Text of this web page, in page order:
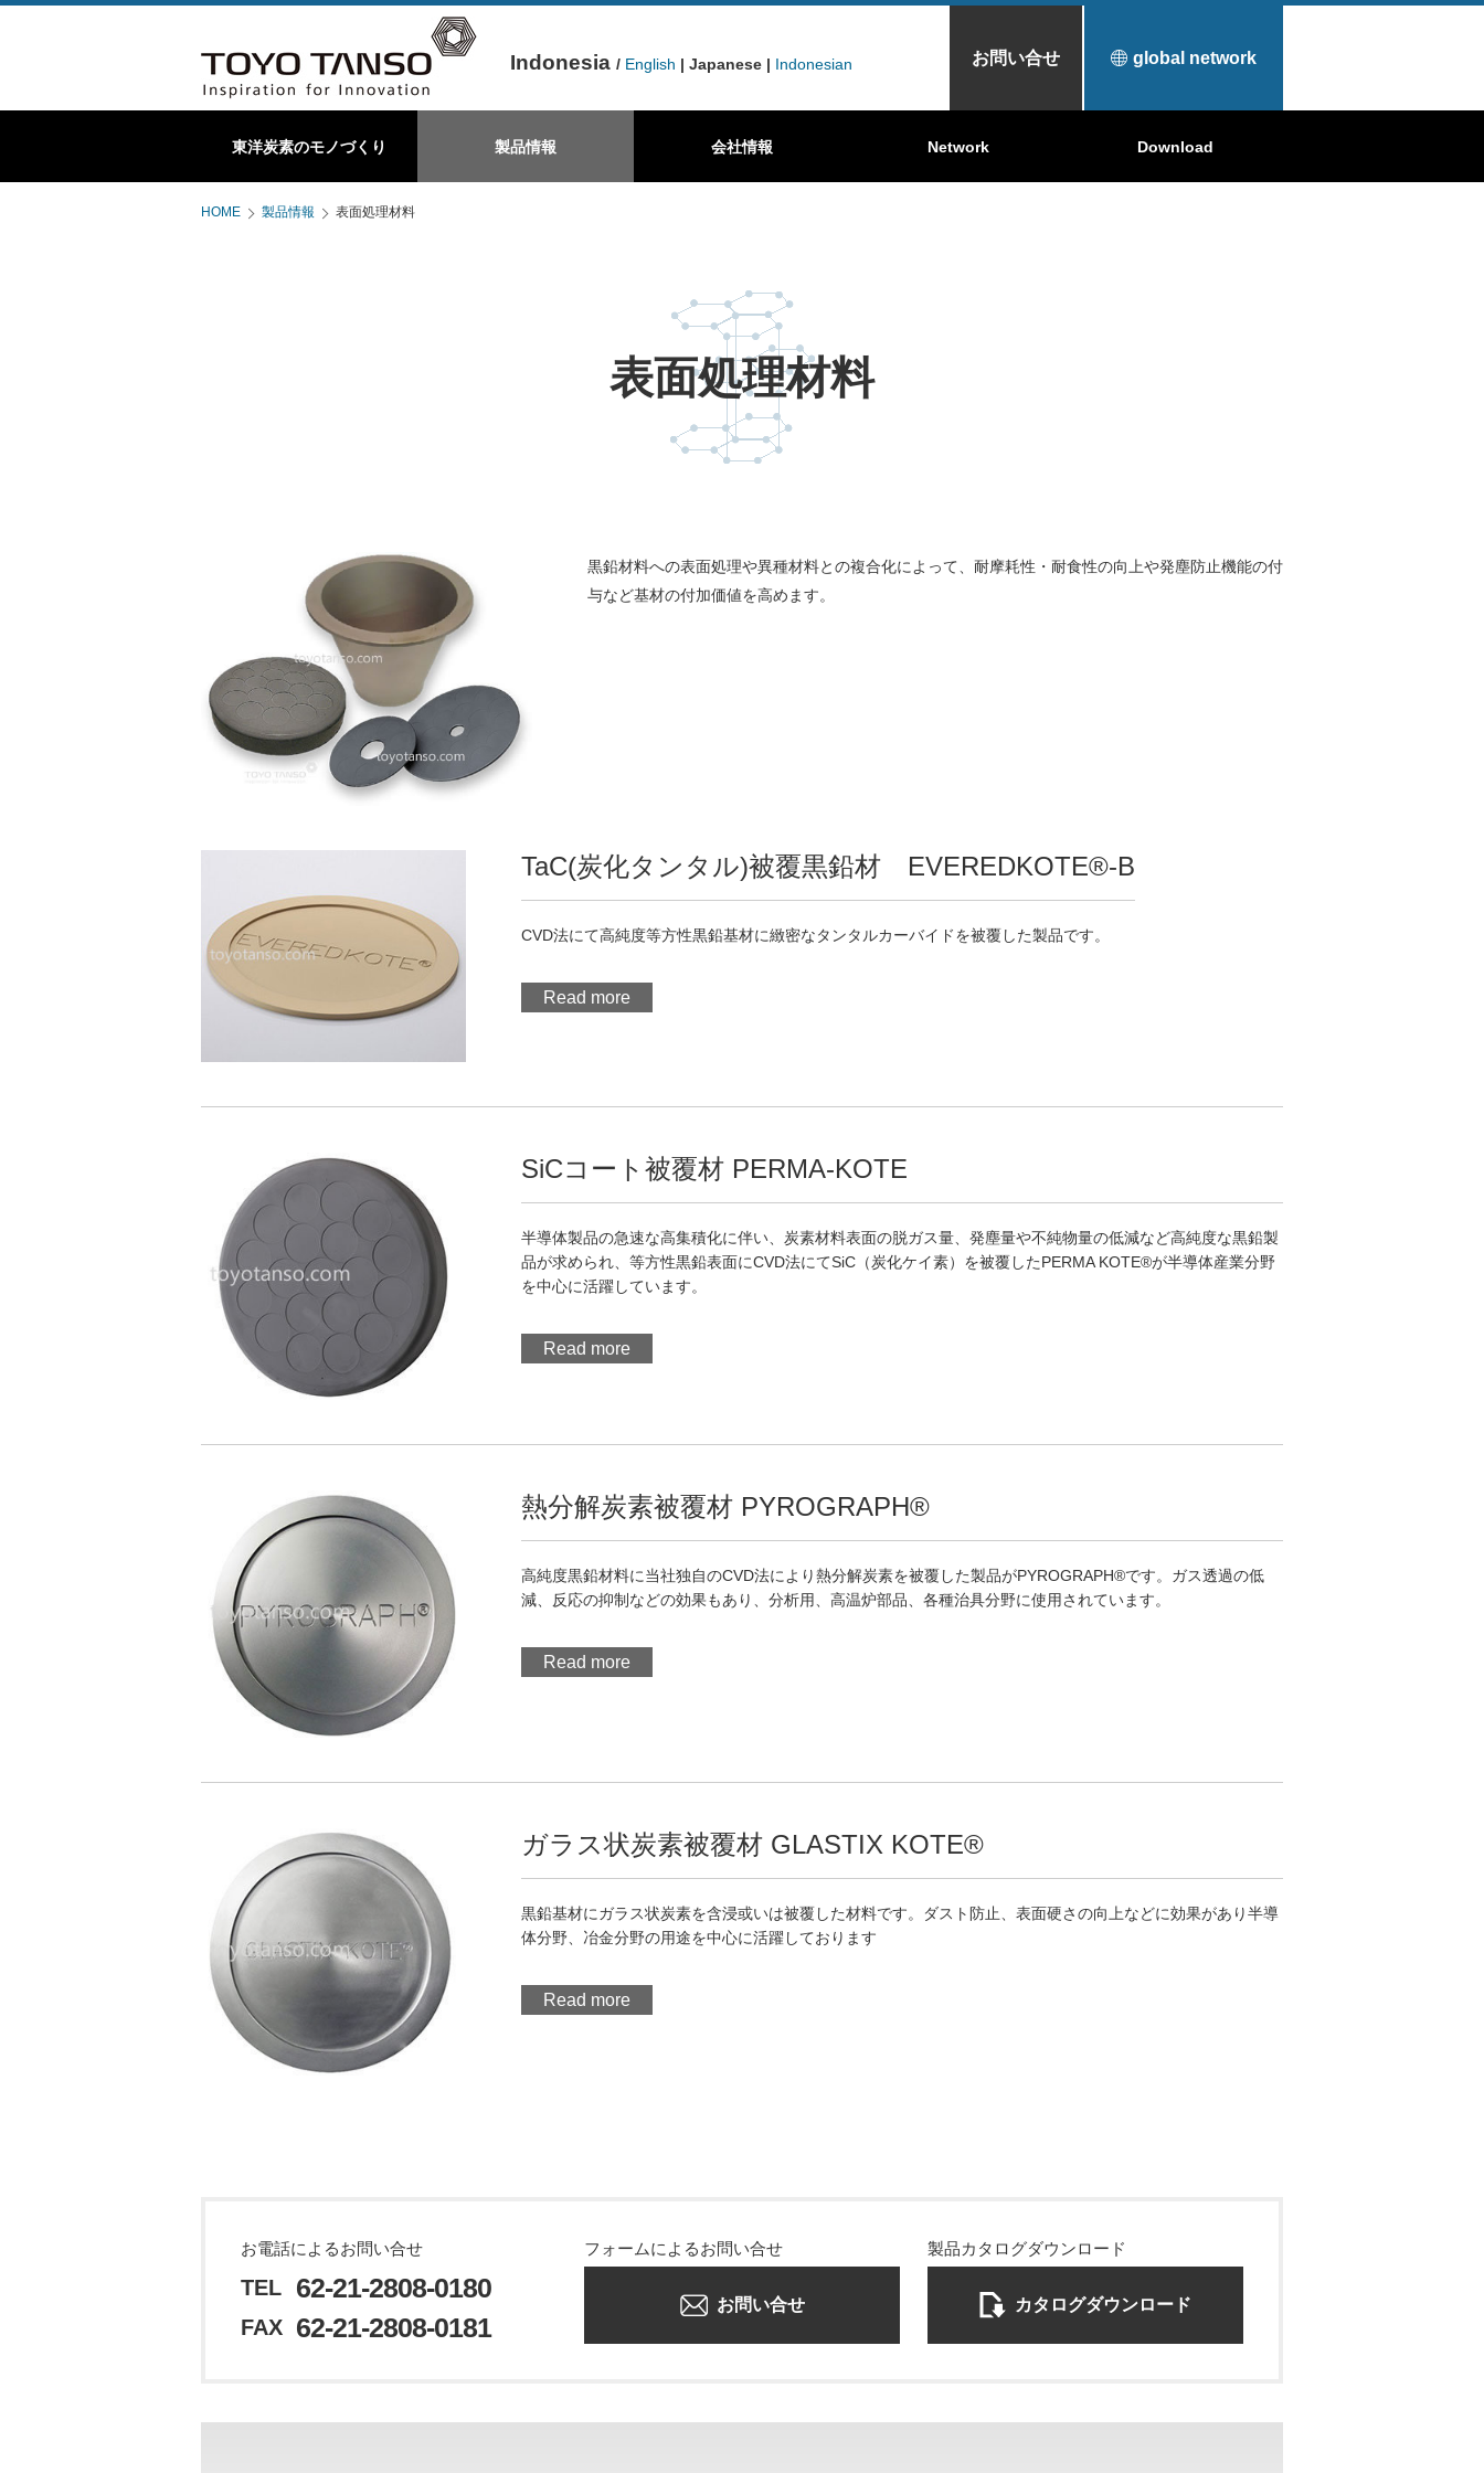
Indonesia / English | Japanese | Indonesian お問い合せ global network
東洋炭素のモノづくり
東洋炭素ってこんな会社 こんな所で活躍しています 東洋炭素が選ばれるワケ 東洋炭素の舞台裏
製品情報
特殊黒鉛製品 C/Cコンポジット製品 黒鉛シート製品 機械用カーボン製品 カーボンブラシ製品 表面処理材料 事業領域
会社情報 Network Download
HOME 製品情報 表面処理材料
表面処理材料
黒鉛材料への表面処理や異種材料との複合化によって、耐摩耗性・耐食性の向上や発塵防止機能の付
与など基材の付加価値を高めます。
TaC(炭化タンタル)被覆黒鉛材 EVEREDKOTE®-B
CVD法にて高純度等方性黒鉛基材に緻密なタンタルカーバイドを被覆した製品です。
Read more
SiCコート被覆材 PERMA-KOTE
半導体製品の急速な高集積化に伴い、炭素材料表面の脱ガス量、発塵量や不純物量の低減など高純度な黒鉛製
品が求められ、等方性黒鉛表面にCVD法にてSiC（炭化ケイ素）を被覆したPERMA KOTE®が半導体産業分野
を中心に活躍しています。
Read more
熱分解炭素被覆材 PYROGRAPH®
高純度黒鉛材料に当社独自のCVD法により熱分解炭素を被覆した製品がPYROGRAPH®です。ガス透過の低
減、反応の抑制などの効果もあり、分析用、高温炉部品、各種治具分野に使用されています。
Read more
ガラス状炭素被覆材 GLASTIX KOTE®
黒鉛基材にガラス状炭素を含浸或いは被覆した材料です。ダスト防止、表面硬さの向上などに効果があり半導
体分野、冶金分野の用途を中心に活躍しております
Read more
お電話によるお問い合せ
TEL 62-21-2808-0180
FAX 62-21-2808-0181
フォームによるお問い合せ
お問い合せ
製品カタログダウンロード
カタログダウンロード